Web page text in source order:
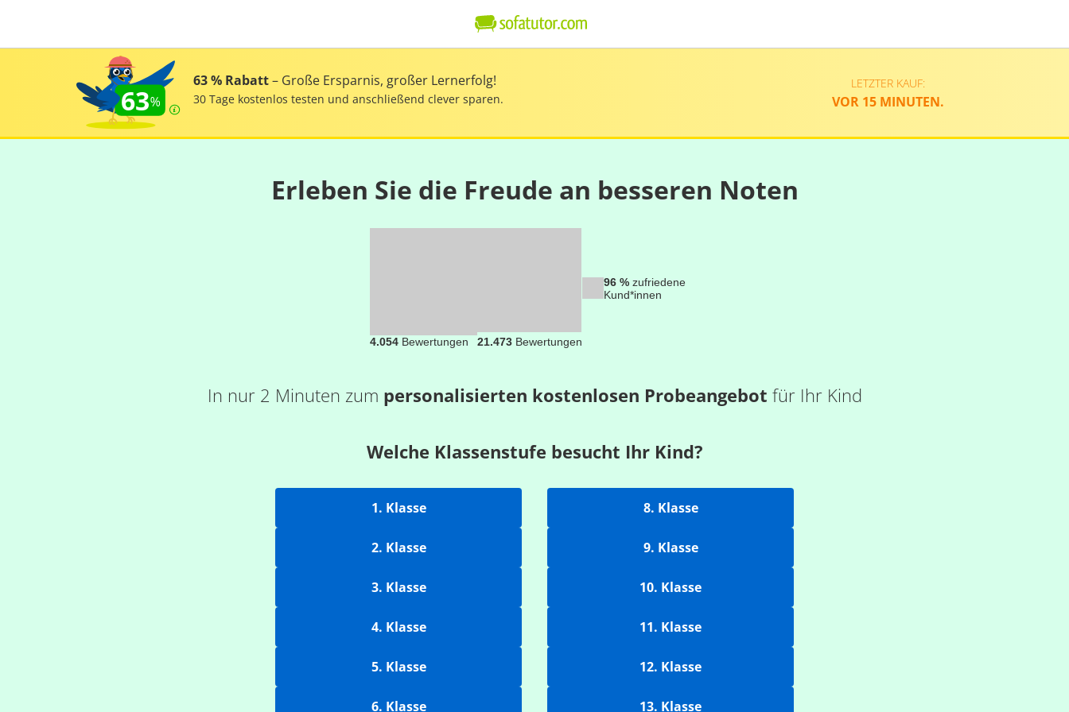
63
63 % Rabatt– Große Ersparnis, großer Lernerfolg!
30 Tage kostenlos testen und anschließend clever sparen.
LETZTER KAUF:
VOR 15 MINUTEN.
Erleben Sie die Freude an besseren Noten
4.054Bewertungen 21.473Bewertungen
96 %zufriedene
Kund*innen
In nur 2 Minuten zum personalisierten kostenlosen Probeangebot für Ihr Kind
Welche Klassenstufe besucht Ihr Kind?
1. Klasse
2. Klasse
3. Klasse
4. Klasse
5. Klasse
6. Klasse
8. Klasse
9. Klasse
10. Klasse
11. Klasse
12. Klasse
13. Klasse